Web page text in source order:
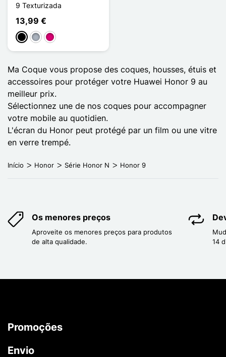
9 Texturizada
13,99 €
PretoCinzentoMagenta
Ma Coque vous propose des coques, housses, étuis et
accessoires pour protéger votre Huawei Honor 9 au
meilleur prix.
Sélectionnez une de nos coques pour accompagner
votre mobile au quotidien.
L'écran du Honor peut protégé par un film ou une vitre
en verre trempé.
Início Honor Série Honor N Honor 9
Os menores preços
Aproveite os menores preços para produtos
de alta qualidade.
14
Promoções
Envio